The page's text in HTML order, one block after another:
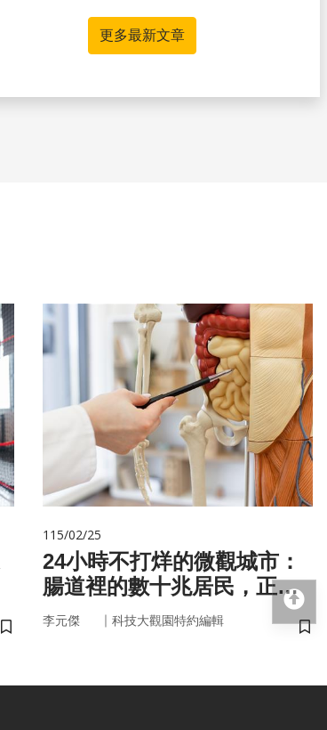
更多最新文章
儲存書籤
115/02/25
24小時不打烊的微觀城市：
腸道裡的數十兆居民，正悄
悄掌管你的大腦與健康
李元傑 ｜ 科技大觀園特約編輯
儲
回